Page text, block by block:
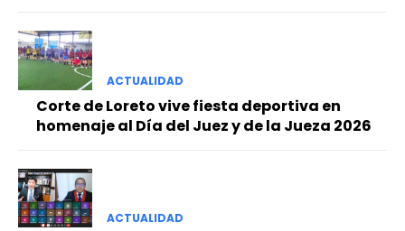
ACTUALIDAD
Corte de Loreto vive fiesta deportiva en
homenaje al Día del Juez y de la Jueza 2026
ACTUALIDAD